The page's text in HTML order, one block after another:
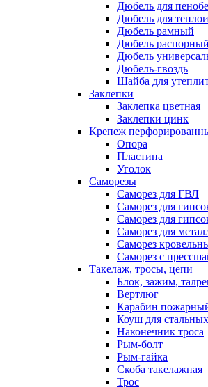
Дюбель для
Дюбель для
Дюбель рамный
Дюбель распорный
Дюбель
Дюбель-гвоздь
Шайба для
Заклепки
Заклепка цветная
Заклепки цинк
Крепеж
Опора
Пластина
Уголок
Саморезы
Саморез для ГВЛ
Саморез для
Саморез для
Саморез для
Саморез
Саморез с
Такелаж, тросы, цепи
Блок, зажим,
Вертлюг
Карабин
Коуш для
Наконечник троса
Рым-болт
Рым-гайка
Скоба такелажная
Трос